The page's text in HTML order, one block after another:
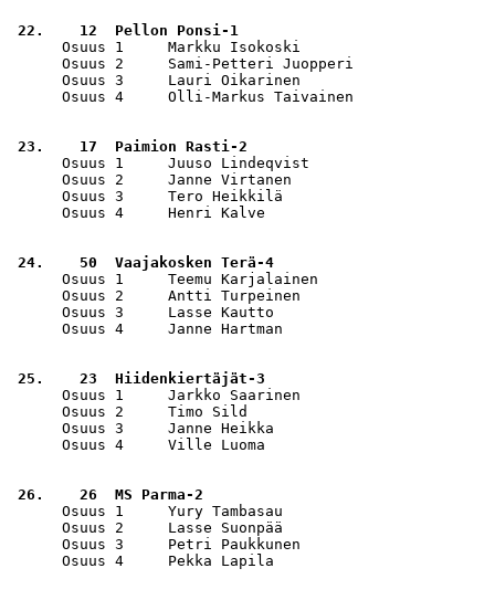
22.    12  Pellon Ponsi-1
Osuus 1     Markku Isokoski
Osuus 2     Sami-Petteri Juopperi
Osuus 3     Lauri Oikarinen
Osuus 4     Olli-Markus Taivainen
23.    17  Paimion Rasti-2
Osuus 1     Juuso Lindeqvist
Osuus 2     Janne Virtanen
Osuus 3     Tero Heikkilä
Osuus 4     Henri Kalve
24.    50  Vaajakosken Terä-4
Osuus 1     Teemu Karjalainen
Osuus 2     Antti Turpeinen
Osuus 3     Lasse Kautto
Osuus 4     Janne Hartman
25.    23  Hiidenkiertäjät-3
Osuus 1     Jarkko Saarinen
Osuus 2     Timo Sild
Osuus 3     Janne Heikka
Osuus 4     Ville Luoma
26.    26  MS Parma-2
Osuus 1     Yury Tambasau
Osuus 2     Lasse Suonpää
Osuus 3     Petri Paukkunen
Osuus 4     Pekka Lapila